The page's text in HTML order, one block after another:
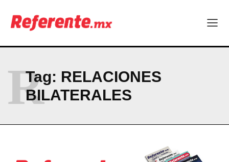
Company
ABOUT
PRIVACY POLICY
NEWSLETTER
Tag: RELACIONES
BILATERALES
R